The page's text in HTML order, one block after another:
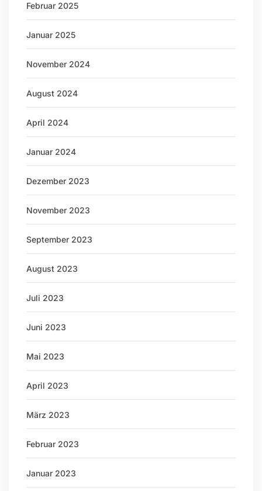
Februar 2025
Januar 2025
November 2024
August 2024
April 2024
Januar 2024
Dezember 2023
November 2023
September 2023
August 2023
Juli 2023
Juni 2023
Mai 2023
April 2023
März 2023
Februar 2023
Januar 2023